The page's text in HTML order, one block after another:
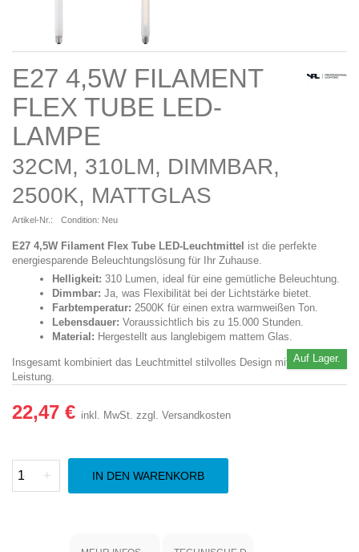
E27 4,5W FILAMENT
FLEX TUBE LED-
LAMPE
32CM, 310LM, DIMMBAR,
2500K, MATTGLAS
Artikel-Nr.: Condition: Neu
E27 4,5W Filament Flex Tube LED-Leuchtmittel ist die perfekte
energiesparende Beleuchtungslösung für Ihr Zuhause.
Helligkeit: 310 Lumen, ideal für eine gemütliche Beleuchtung.
Dimmbar: Ja, was Flexibilität bei der Lichtstärke bietet.
Farbtemperatur: 2500K für einen extra warmweißen Ton.
Lebensdauer: Voraussichtlich bis zu 15.000 Stunden.
Material: Hergestellt aus langlebigem mattem Glas.
Insgesamt kombiniert das Leuchtmittel stilvolles Design mit langlebiger
Leistung.
Auf Lager.
22,47 € inkl. MwSt. zzgl. Versandkosten
- + IN DEN WARENKORB